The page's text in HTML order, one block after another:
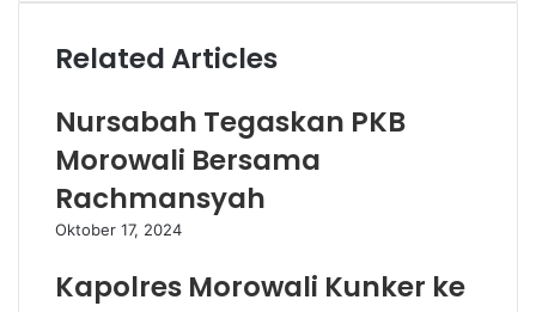
Related Articles
Nursabah Tegaskan PKB
Morowali Bersama
Rachmansyah
Oktober 17, 2024
Kapolres Morowali Kunker ke